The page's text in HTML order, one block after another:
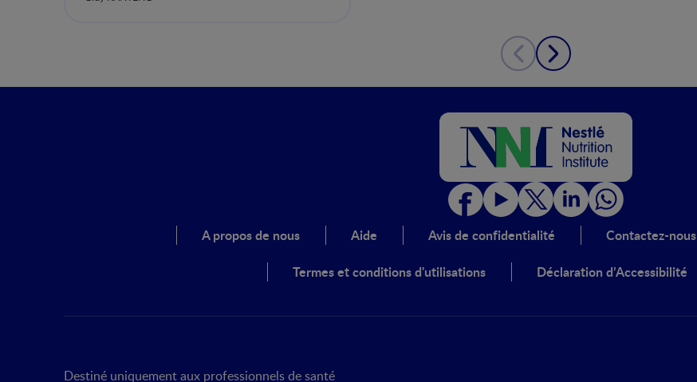
A propos de nous Aide Avis de confidentialité Contactez-nous
Termes et conditions d'utilisations
Déclaration d’Accessibilité
Destiné uniquement aux professionnels de santé